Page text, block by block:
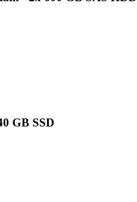
GB SSD